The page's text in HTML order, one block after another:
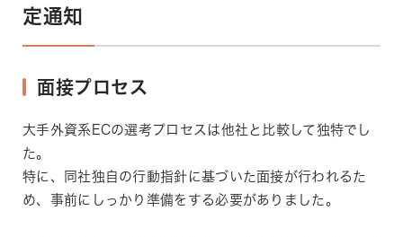
定通知
面接プロセス
大手外資系ECの選考プロセスは他社と比較して独特でし
た。
特に、同社独自の行動指針に基づいた面接が行われるた
め、事前にしっかり準備をする必要がありました。